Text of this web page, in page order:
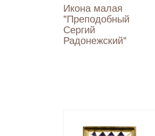
Икона малая
"Преподобный
Сергий
Радонежский"